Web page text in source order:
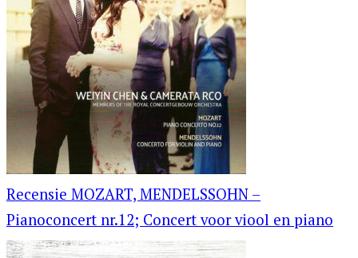
Recensie MOZART, MENDELSSOHN –
Pianoconcert nr.12; Concert voor viool en piano